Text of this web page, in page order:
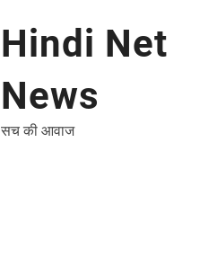
Hindi Net
News
सच की आवाज